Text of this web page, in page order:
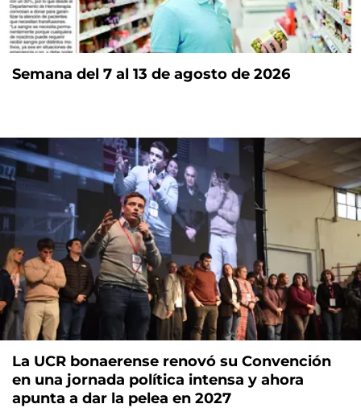
Semana del 7 al 13 de agosto de 2026
La UCR bonaerense renovó su Convención
en una jornada política intensa y ahora
apunta a dar la pelea en 2027